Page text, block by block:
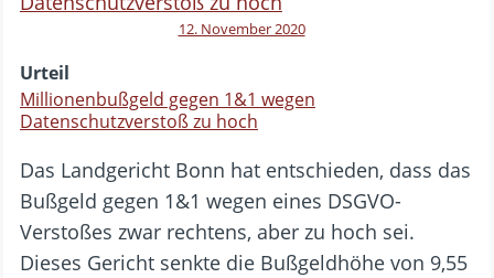
12. November 2020
Urteil
Millionenbußgeld gegen 1&1 wegen
Datenschutzverstoß zu hoch
Das Landgericht Bonn hat entschieden, dass das
Bußgeld gegen 1&1 wegen eines DSGVO-
Verstoßes zwar rechtens, aber zu hoch sei.
Dieses Gericht senkte die Bußgeldhöhe von 9,55